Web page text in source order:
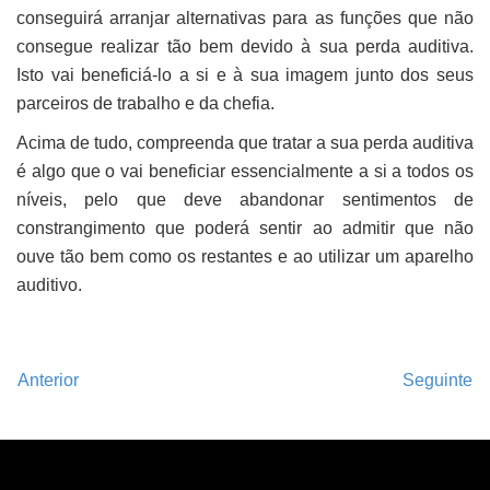
conseguirá arranjar alternativas para as funções que não
consegue realizar tão bem devido à sua perda auditiva.
Isto vai beneficiá-lo a si e à sua imagem junto dos seus
parceiros de trabalho e da chefia.
Acima de tudo, compreenda que tratar a sua perda auditiva
é algo que o vai beneficiar essencialmente a si a todos os
níveis, pelo que deve abandonar sentimentos de
constrangimento que poderá sentir ao admitir que não
ouve tão bem como os restantes e ao utilizar um aparelho
auditivo.
Anterior Seguinte